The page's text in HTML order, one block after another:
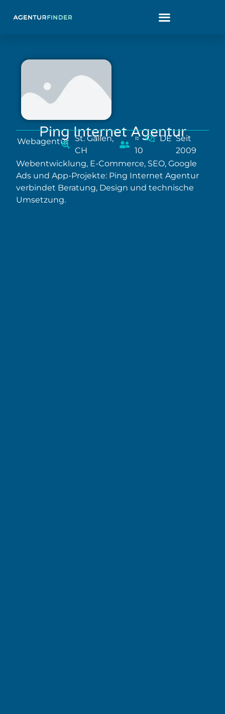
Ping Internet Agentur
Webagentur
St. Gallen,
CH
≈
10
DE Seit
2009
Webentwicklung, E-Commerce, SEO, Google
Ads und App-Projekte: Ping Internet Agentur
verbindet Beratung, Design und technische
Umsetzung.